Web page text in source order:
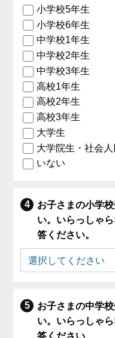
小学校5年生
小学校6年生
中学校1年生
中学校2年生
中学校3年生
高校1年生
高校2年生
高校3年生
大学生
大学院生・社会人
いない
お子さまの小学
い。いらっしゃ
答ください。
お子さまの中学
い。いらっしゃ